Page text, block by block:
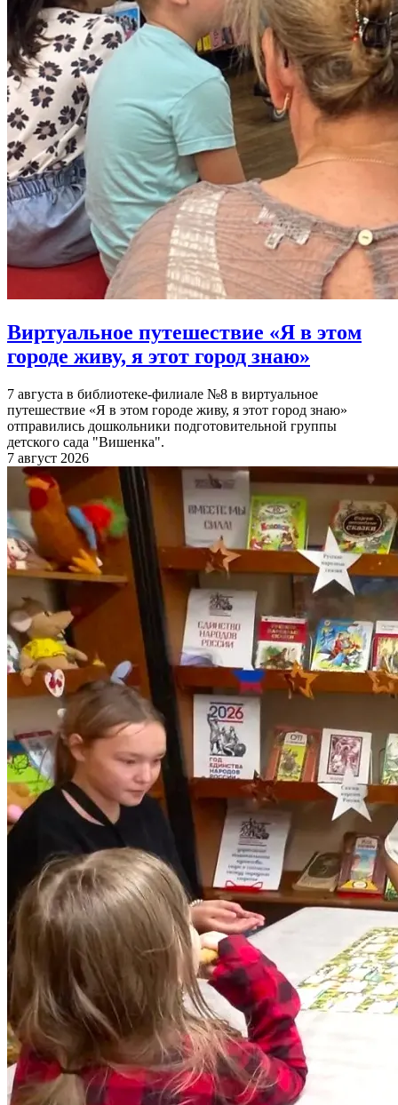
Виртуальное путешествие «Я в этом
городе живу, я этот город знаю»
7 августа в библиотеке-филиале №8 в виртуальное
путешествие «Я в этом городе живу, я этот город знаю»
отправились дошкольники подготовительной группы
детского сада "Вишенка".
7 август 2026